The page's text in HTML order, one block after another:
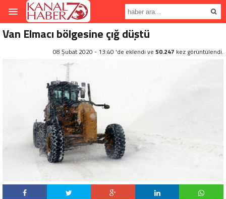
Van Elmacı bölgesine çığ düştü
08 Şubat 2020 - 13:40 'de eklendi ve 50.247 kez görüntülendi.